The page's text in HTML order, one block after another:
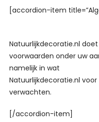
[accordion-item
Natuurlijkdecoratie.nl
voorwaarden onder uw
namelijk in wat
Natuurlijkdecoratie.nl
verwachten.
[/accordion-item]